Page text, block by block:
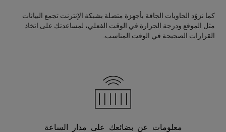
كما نزوّد الحاويات الجافة بأجهزة متصلة بشبكة الإنترنت تجمع البيانات
مثل الموقع ودرجة الحرارة في الوقت الفعلي، لمساعدتك على اتخاذ
القرارات الصحيحة في الوقت المناسب.
معلومات عن بضائعك على مدار الساعة